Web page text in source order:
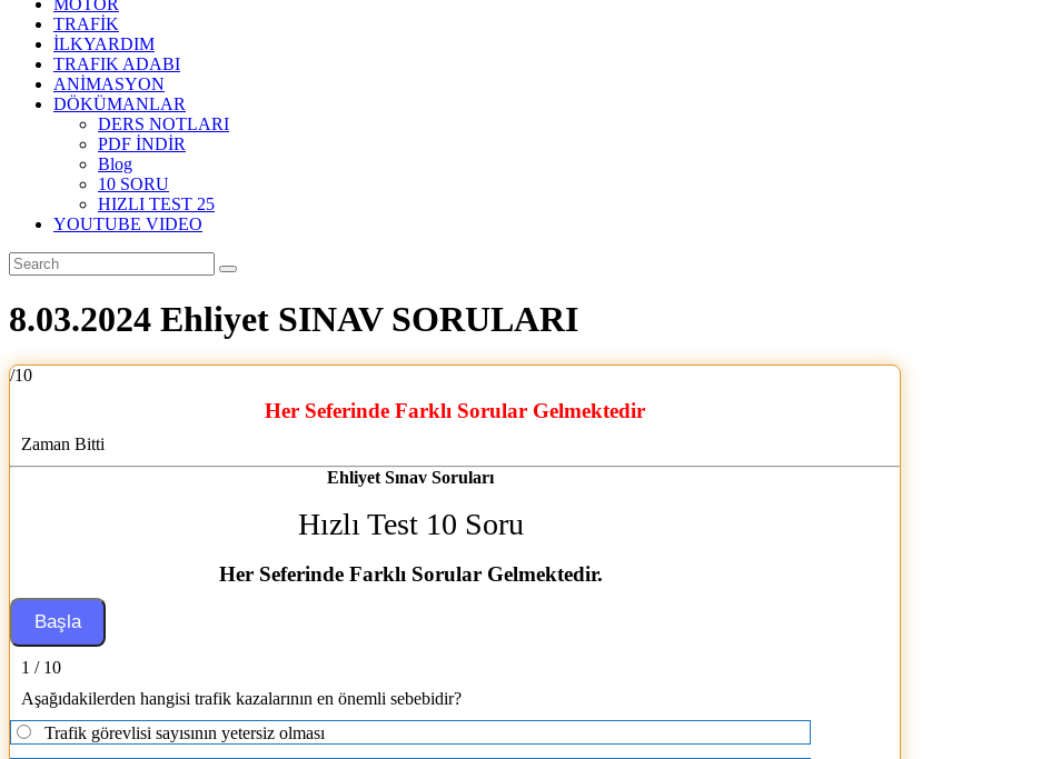
MOTOR
TRAFİK
İLKYARDIM
TRAFIK ADABI
ANİMASYON
DÖKÜMANLAR
DERS NOTLARI
PDF İNDİR
Blog
10 SORU
HIZLI TEST 25
YOUTUBE VIDEO
8.03.2024 Ehliyet SINAV SORULARI
/10
Her Seferinde Farklı Sorular Gelmektedir
Zaman Bitti
Ehliyet Sınav Soruları
Hızlı Test 10 Soru
Her Seferinde Farklı Sorular Gelmektedir.
1 / 10
Aşağıdakilerden hangisi trafik kazalarının en önemli sebebidir?
Trafik görevlisi sayısının yetersiz olması